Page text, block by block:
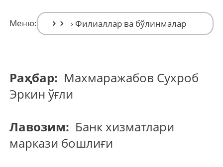
Меню:
Раҳбар: Махмаражабов Сухроб
Эркин ўғли
Лавозим: Банк хизматлари
маркази бошлиғи